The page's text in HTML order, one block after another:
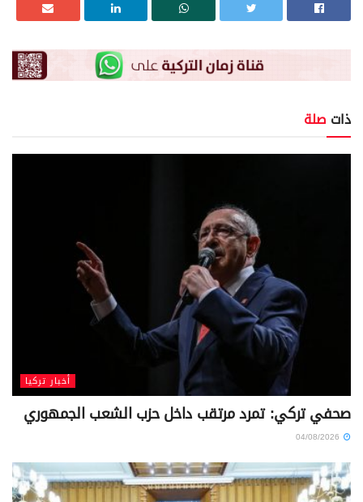
ذات صلة
أخبار تركيا
صحفي تركي: تمرد مرتقب داخل حزب الشعب الجمهوري